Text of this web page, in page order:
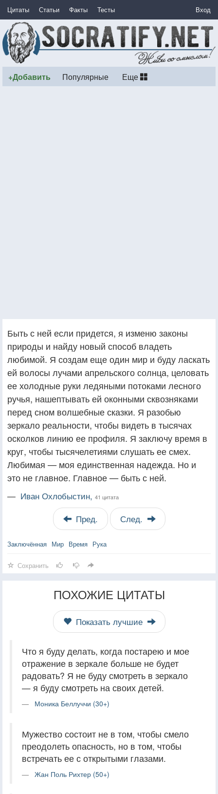
Цитаты Статьи Факты Тесты Вход
+Добавить Популярные Еще
Быть с ней если придется, я изменю законы
природы и найду новый способ владеть
любимой. Я создам еще один мир и буду ласкать
ей волосы лучами апрельского солнца, целовать
ее холодные руки ледяными потоками лесного
ручья, нашептывать ей оконными сквозняками
перед сном волшебные сказки. Я разобью
зеркало реальности, чтобы видеть в тысячах
осколков линию ее профиля. Я заключу время в
круг, чтобы тысячелетиями слушать ее смех.
Любимая — моя единственная надежда. Но и
это не главное. Главное — быть с ней.
— Иван Охлобыстин, 41 цитата
Пред. След.
Заключённая Мир Время Рука
Сохранить
ПОХОЖИЕ ЦИТАТЫ
Показать лучшие
Что я буду делать, когда постарею и мое
отражение в зеркале больше не будет
радовать? Я не буду смотреть в зеркало
— я буду смотреть на своих детей.
Моника Беллуччи (30+)
Мужество состоит не в том, чтобы смело
преодолеть опасность, но в том, чтобы
встречать ее с открытыми глазами.
Жан Поль Рихтер (50+)